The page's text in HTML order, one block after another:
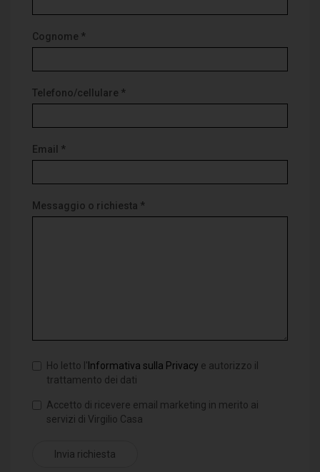
Cognome *
Telefono/cellulare *
Email *
Messaggio o richiesta *
Ho letto l' Informativa sulla Privacy e autorizzo il
trattamento dei dati
Accetto di ricevere email marketing in merito ai
servizi di Virgilio Casa